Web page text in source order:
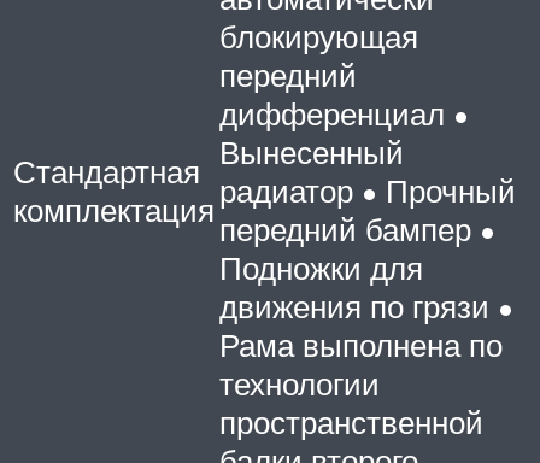
Стандартная
комплектация
блокирующая
передний
дифференциал •
Вынесенный
радиатор • Прочный
передний бампер •
Подножки для
движения по грязи •
Рама выполнена по
технологии
пространственной